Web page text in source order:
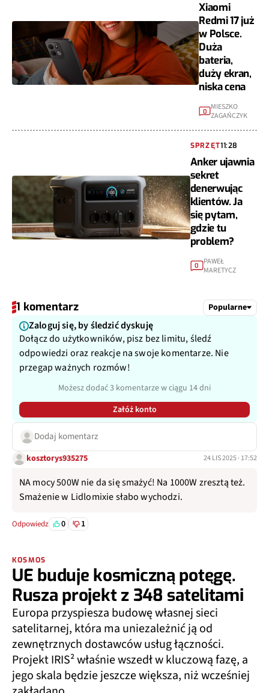
Xiaomi
Redmi 17 już
w Polsce.
Duża
bateria,
duży ekran,
niska cena
0
MIESZKO
ZAGAŃCZYK
SPRZĘT11:28
Anker ujawnia
sekret
denerwując
klientów. Ja
się pytam,
gdzie tu
problem?
0
PAWEŁ
MARETYCZ
1 komentarz Popularne
Zaloguj się, by śledzić dyskuję
Dołącz do użytkowników, pisz bez limitu, śledź
odpowiedzi oraz reakcje na swoje komentarze. Nie
przegap ważnych rozmów!
Możesz dodać 3 komentarze w ciągu 14 dni
Załóż konto
Dodaj komentarz
kosztorys935275 24 LIS 2025 · 17:52
NA mocy 500W nie da się smażyć! Na 1000W zresztą też.
Smażenie w Lidlomixie słabo wychodzi.
Odpowiedz 0 1
KOSMOS
UE buduje kosmiczną potęgę.
Rusza projekt z 348 satelitami
Europa przyspiesza budowę własnej sieci
satelitarnej, która ma uniezależnić ją od
zewnętrznych dostawców usług łączności.
Projekt IRIS² właśnie wszedł w kluczową fazę, a
jego skala będzie jeszcze większa, niż wcześniej